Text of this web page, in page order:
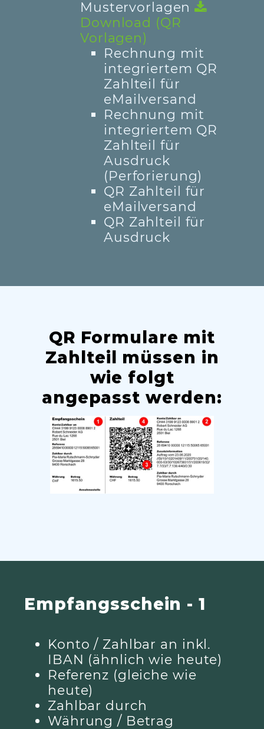
Mustervorlagen
Download (QR
Vorlagen)
Rechnung mit
integriertem QR
Zahlteil für
eMailversand
Rechnung mit
integriertem QR
Zahlteil für
Ausdruck
(Perforierung)
QR Zahlteil für
eMailversand
QR Zahlteil für
Ausdruck
QR Formulare mit
Zahlteil müssen in
wie folgt
angepasst werden:
Empfangsschein - 1
Konto / Zahlbar an inkl.
IBAN (ähnlich wie heute)
Referenz (gleiche wie
heute)
Zahlbar durch
Währung / Betrag